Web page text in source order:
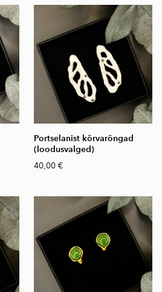
Portselanist kõrvarõngad
(loodusvalged)
40,00 €